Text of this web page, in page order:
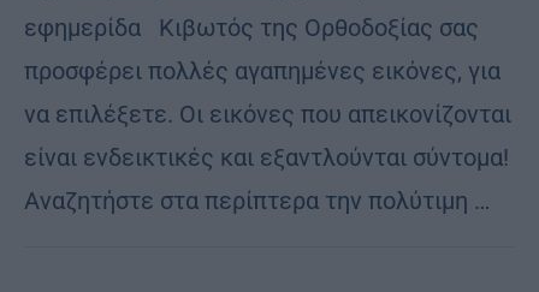
εφημερίδα Κιβωτός της Ορθοδοξίας σας
προσφέρει πολλές αγαπημένες εικόνες, για
να επιλέξετε. Οι εικόνες που απεικονίζονται
είναι ενδεικτικές και εξαντλούνται σύντομα!
Αναζητήστε στα περίπτερα την πολύτιμη …